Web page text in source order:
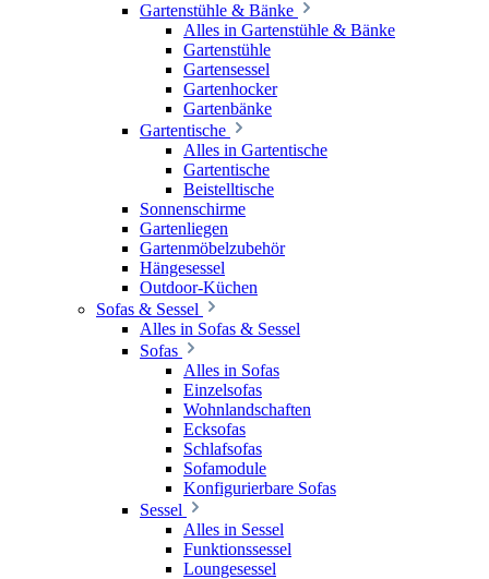
Gartenstühle & Bänke
Alles in Gartenstühle & Bänke
Gartenstühle
Gartensessel
Gartenhocker
Gartenbänke
Gartentische
Alles in Gartentische
Gartentische
Beistelltische
Sonnenschirme
Gartenliegen
Gartenmöbelzubehör
Hängesessel
Outdoor-Küchen
Sofas & Sessel
Alles in Sofas & Sessel
Sofas
Alles in Sofas
Einzelsofas
Wohnlandschaften
Ecksofas
Schlafsofas
Sofamodule
Konfigurierbare Sofas
Sessel
Alles in Sessel
Funktionssessel
Loungesessel